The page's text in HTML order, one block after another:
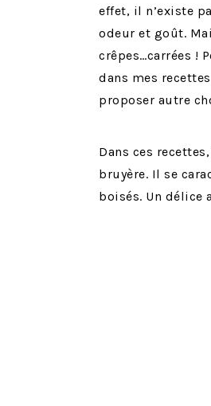
effet, il n’existe
odeur et goût.
crêpes…carrées !
dans mes
proposer autre
Dans ces
bruyère. Il se
boisés. Un délice